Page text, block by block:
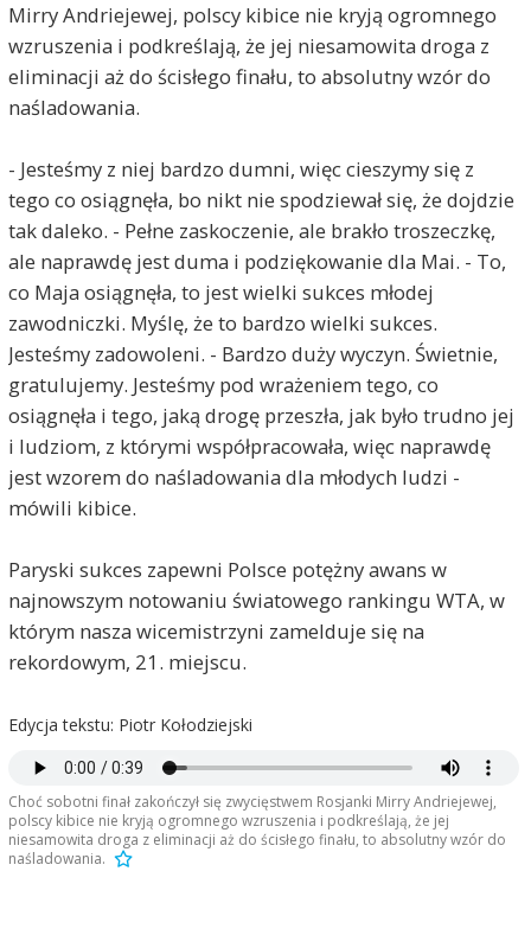
Mirry Andriejewej, polscy kibice nie kryją ogromnego
wzruszenia i podkreślają, że jej niesamowita droga z
eliminacji aż do ścisłego finału, to absolutny wzór do
naśladowania.
- Jesteśmy z niej bardzo dumni, więc cieszymy się z
tego co osiągnęła, bo nikt nie spodziewał się, że dojdzie
tak daleko. - Pełne zaskoczenie, ale brakło troszeczkę,
ale naprawdę jest duma i podziękowanie dla Mai. - To,
co Maja osiągnęła, to jest wielki sukces młodej
zawodniczki. Myślę, że to bardzo wielki sukces.
Jesteśmy zadowoleni. - Bardzo duży wyczyn. Świetnie,
gratulujemy. Jesteśmy pod wrażeniem tego, co
osiągnęła i tego, jaką drogę przeszła, jak było trudno jej
i ludziom, z którymi współpracowała, więc naprawdę
jest wzorem do naśladowania dla młodych ludzi -
mówili kibice.
Paryski sukces zapewni Polsce potężny awans w
najnowszym notowaniu światowego rankingu WTA, w
którym nasza wicemistrzyni zamelduje się na
rekordowym, 21. miejscu.
Edycja tekstu: Piotr Kołodziejski
Choć sobotni finał zakończył się zwycięstwem Rosjanki Mirry Andriejewej,
polscy kibice nie kryją ogromnego wzruszenia i podkreślają, że jej
niesamowita droga z eliminacji aż do ścisłego finału, to absolutny wzór do
naśladowania.